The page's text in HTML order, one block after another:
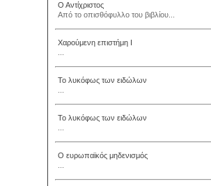
Ο Αντίχριστος
Από το οπισθόφυλλο του βιβλίου...
Χαρούμενη επιστήμη Ι
Το λυκόφως των ειδώλων
Το λυκόφως των ειδώλων
Ο ευρωπαϊκός μηδενισμός